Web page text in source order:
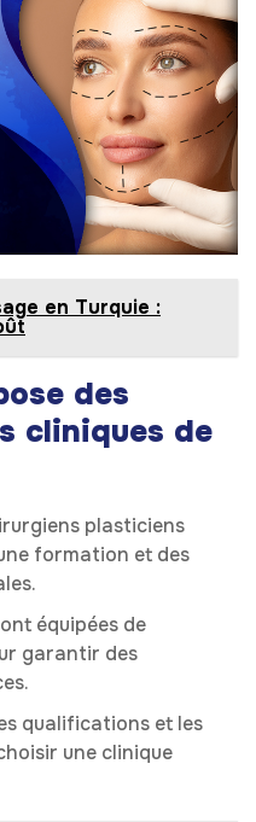
en Turquie :
des
cliniques de
plasticiens
formation et des
équipées de
garantir des
qualifications et les
une clinique